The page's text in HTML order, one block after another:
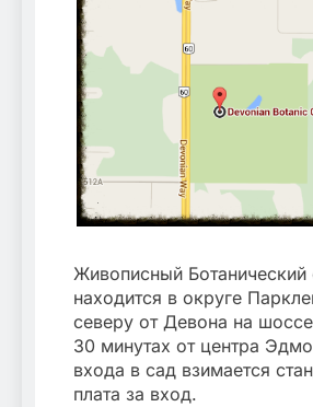
Живописный
находится в округе
северу от Девона на
30 минутах от центра
входа в сад взимается
плата за вход.